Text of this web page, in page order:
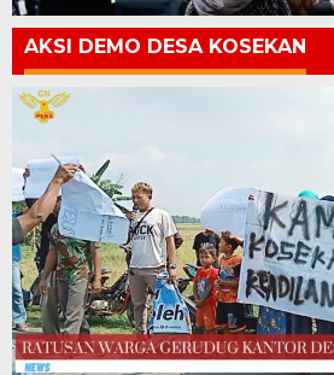
AKSI DEMO DESA KOSEKAN